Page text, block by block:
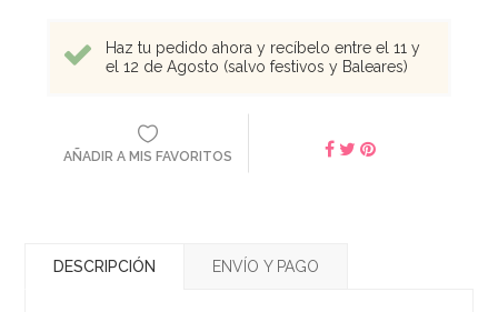
Haz tu pedido ahora y recíbelo entre el 11 y
el 12 de Agosto (salvo festivos y Baleares)
AÑADIR A MIS FAVORITOS
DESCRIPCIÓN ENVÍO Y PAGO